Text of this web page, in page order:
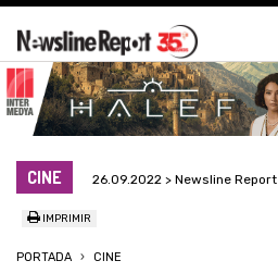
CINE 26.09.2022 > Newsline Report
IMPRIMIR
PORTADA CINE